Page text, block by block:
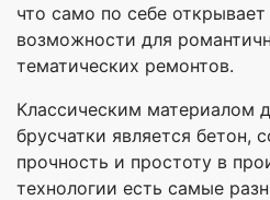
что само по себе
возможности для
тематических ремонтов.
Классическим материалом
брусчатки является бетон,
прочность и простоту в
технологии есть самые